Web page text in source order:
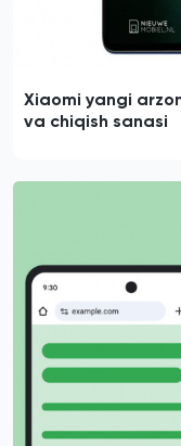
Xiaomi yangi
va chiqish sanasi